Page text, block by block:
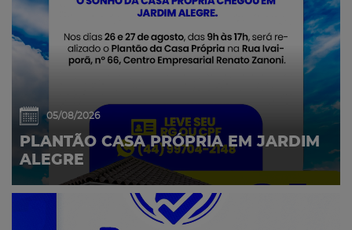
05/08/2026
PLANTÃO CASA PRÓPRIA EM JARDIM
ALEGRE